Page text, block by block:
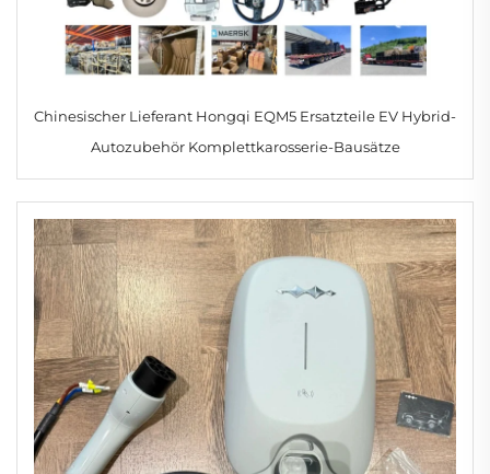
Chinesischer Lieferant Hongqi EQM5 Ersatzteile EV Hybrid-
Autozubehör Komplettkarosserie-Bausätze